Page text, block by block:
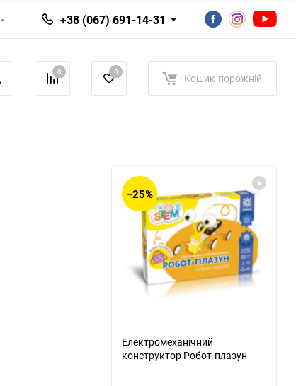
+38 (067) 691-14-31
0 0 Кошик порожній
−25%
Електромеханічний
конструктор Робот-плазун